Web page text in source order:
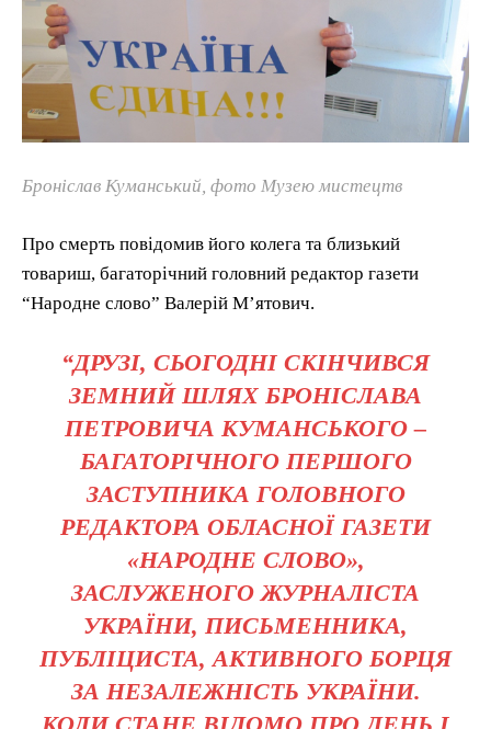
Броніслав Куманський, фото Музею мистецтв
Про смерть повідомив його колега та близький
товариш, багаторічний головний редактор газети
“Народне слово” Валерій М’ятович.
“ДРУЗІ, СЬОГОДНІ СКІНЧИВСЯ
ЗЕМНИЙ ШЛЯХ БРОНІСЛАВА
ПЕТРОВИЧА КУМАНСЬКОГО –
БАГАТОРІЧНОГО ПЕРШОГО
ЗАСТУПНИКА ГОЛОВНОГО
РЕДАКТОРА ОБЛАСНОЇ ГАЗЕТИ
«НАРОДНЕ СЛОВО»,
ЗАСЛУЖЕНОГО ЖУРНАЛІСТА
УКРАЇНИ, ПИСЬМЕННИКА,
ПУБЛІЦИСТА, АКТИВНОГО БОРЦЯ
ЗА НЕЗАЛЕЖНІСТЬ УКРАЇНИ.